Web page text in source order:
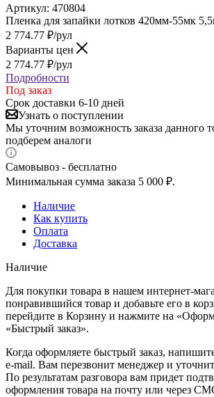
Артикул: 470804
Пленка для запайки лотков 420мм-55мк
2 774.77 ₽/рул
Варианты цен
2 774.77 ₽/рул
Подробности
Под заказ
Срок доставки 6-10 дней
Узнать о поступлении
Мы уточним возможность заказа данного
подберем аналоги
Самовывоз - бесплатно
Минимальная сумма заказа 5 000 ₽.
Наличие
Как купить
Оплата
Доставка
Наличие
Для покупки товара в нашем интернет-
понравившийся товар и добавьте его в
перейдите в Корзину и нажмите на
«Быстрый заказ».
Когда оформляете быстрый заказ,
e-mail. Вам перезвонит менеджер и уточнит
По результатам разговора вам придет
оформления товара на почту или через